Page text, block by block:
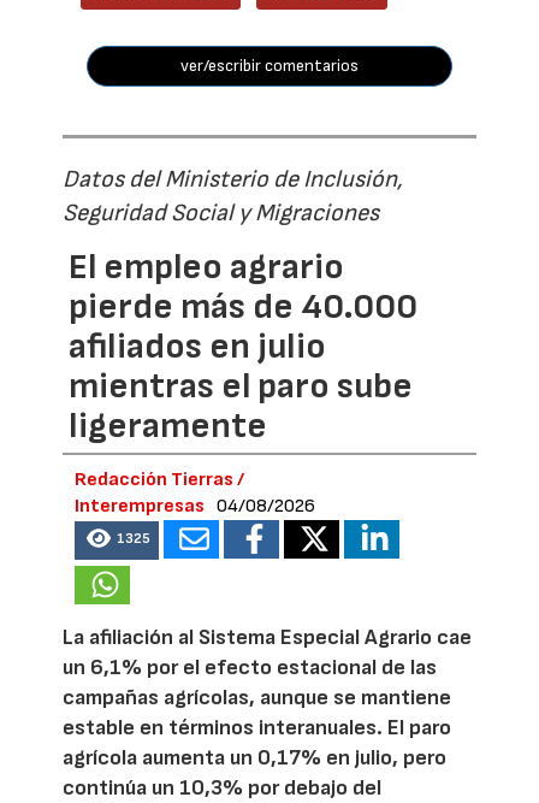
ver/escribir comentarios
Datos del Ministerio de Inclusión,
Seguridad Social y Migraciones
El empleo agrario
pierde más de 40.000
afiliados en julio
mientras el paro sube
ligeramente
Redacción Tierras /
Interempresas
04/08/2026
1325
La afiliación al Sistema Especial Agrario cae
un 6,1% por el efecto estacional de las
campañas agrícolas, aunque se mantiene
estable en términos interanuales. El paro
agrícola aumenta un 0,17% en julio, pero
continúa un 10,3% por debajo del